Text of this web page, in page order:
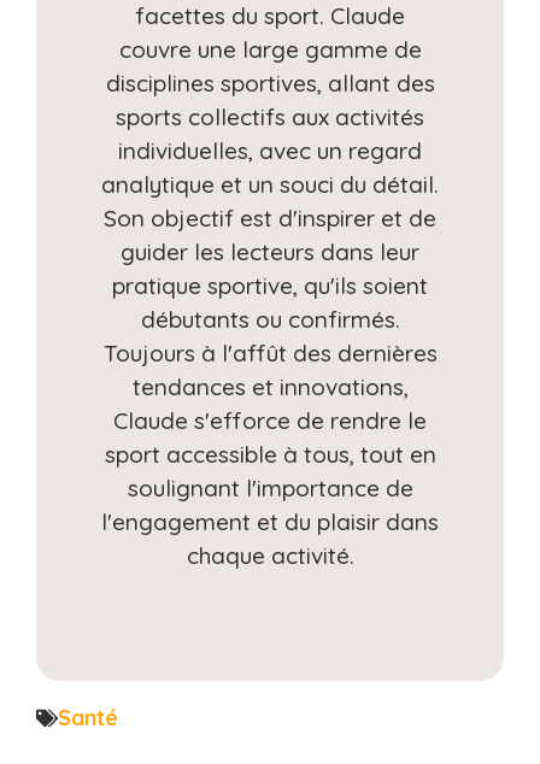
facettes du sport. Claude
couvre une large gamme de
disciplines sportives, allant des
sports collectifs aux activités
individuelles, avec un regard
analytique et un souci du détail.
Son objectif est d'inspirer et de
guider les lecteurs dans leur
pratique sportive, qu'ils soient
débutants ou confirmés.
Toujours à l'affût des dernières
tendances et innovations,
Claude s'efforce de rendre le
sport accessible à tous, tout en
soulignant l'importance de
l'engagement et du plaisir dans
chaque activité.
Santé